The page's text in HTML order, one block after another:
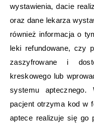
wystawienia, dacie
oraz dane lekarza
również informacja o
leki refundowane, czy
zaszyfrowane i
kreskowego lub
systemu
pacjent otrzyma kod w
aptece realizuje się go